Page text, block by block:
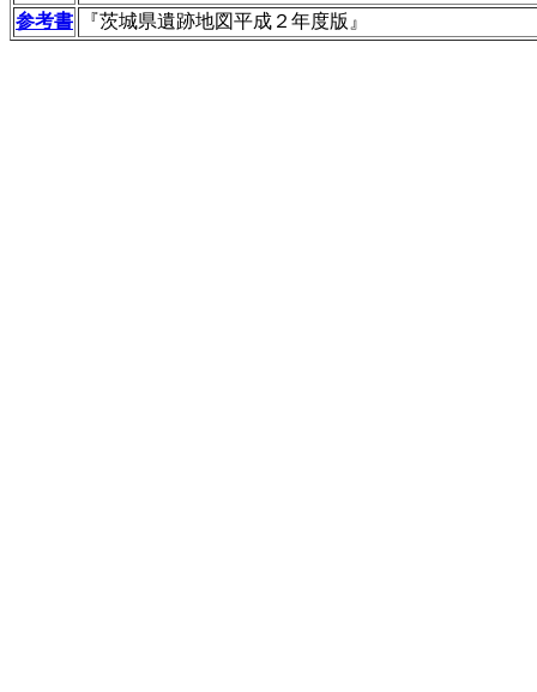
参考書
『茨城県遺跡地図平成２年度版』